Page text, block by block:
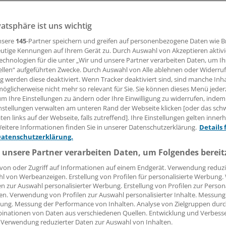
08:03 Uhr
Versorgung können kardiologische Leistungen –
und Langzeit-EKG – abrechnungstechnisch eine große
Untersuchungen zur Leistungsdiagnostik
und Lungenfunktion zur Grunduntersuchung.
jedoch, dass viele der sportmedizinischen
durchgeführt werden. Die Leistungen gelten
sind nach GOÄ in Rechnung zu stellen.
ist uns wichtig
145-Partner speichern und greifen auf personenbezogene Daten wie
Kennungen auf Ihrem Gerät zu. Durch Auswahl von Akzeptieren
für die unter „Wir und unsere Partner verarbeiten Daten, um
aufgeführten Zwecke. Durch Auswahl von Alle ablehnen oder
werden diese deaktiviert. Wenn Tracker deaktiviert sind, sind manche
nicht mehr so relevant für Sie. Sie können dieses Menü
Ihre Einstellungen zu ändern oder Ihre Einwilligung zu widerrufen, indem
verwalten am unteren Rand der Webseite klicken [oder das
links auf der Webseite, falls zutreffend]. Ihre Einstellungen gelten
Informationen finden Sie in unserer Datenschutzerklärung. Details
Partner verarbeiten Daten, um Folgendes
oder Zugriff auf Informationen auf einem Endgerät. Verwendung
von Werbeanzeigen. Erstellung von Profilen für personalisierte
zur Auswahl personalisierter Werbung. Erstellung von Profilen zur
Verwendung von Profilen zur Auswahl personalisierter Inhalte.
Messung der Performance von Inhalten. Analyse von Zielgruppen
von Daten aus verschiedenen Quellen. Entwicklung und
reduzierter Daten zur Auswahl von Inhalten.